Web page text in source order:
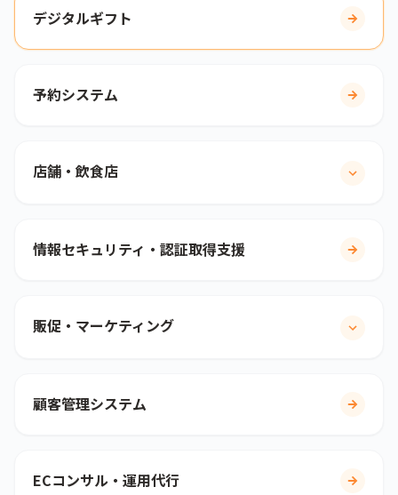
デジタルギフト
予約システム
店舗・飲食店
情報セキュリティ・認証取得支援
販促・マーケティング
顧客管理システム
ECコンサル・運用代行